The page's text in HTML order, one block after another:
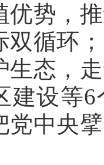
优势，
双循环
生态，
建设等
党中央